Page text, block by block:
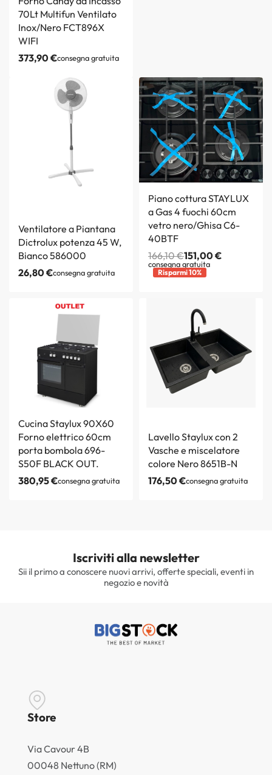
70Lt Multifun Ventilato
Inox/Nero FCT896X
WIFI
373,90€consegna gratuita
Ventilatore a Piantana
Dictrolux potenza 45 W,
Bianco 586000
26,80€consegna gratuita
Piano cottura STAYLUX
a Gas 4 fuochi 60cm
vetro nero/Ghisa C6-
40BTF
166,10€151,00€
consegna gratuita
Risparmi 10%
Cucina Staylux 90X60
Forno elettrico 60cm
porta bombola 696-
S50F BLACK OUT.
380,95€consegna gratuita
Lavello Staylux con 2
Vasche e miscelatore
colore Nero 8651B-N
176,50€consegna gratuita
Iscriviti alla newsletter
Sii il primo a conoscere nuovi arrivi, offerte speciali, eventi in
negozio e novità
Store
Via Cavour 4B
00048 Nettuno (RM)